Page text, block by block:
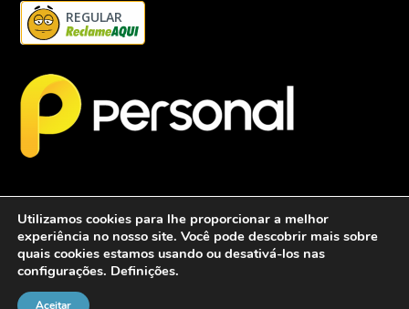
REGULAR
2026 - Personalcob - CNPJ: 12.837.042/0001-60- Todos direitos
Utilizamos cookies para lhe proporcionar a melhor
experiência no nosso site. Você pode descobrir mais sobre
quais cookies estamos usando ou desativá-los nas
configurações. Definições.
Aceitar